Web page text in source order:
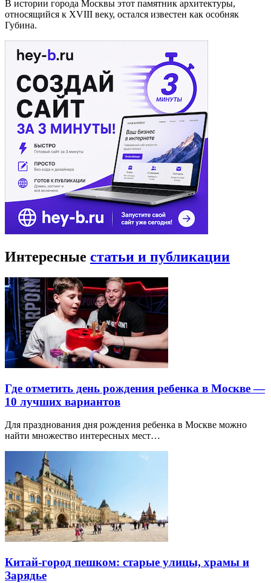
В истории города Москвы этот памятник архитектуры,
относящийся к XVIII веку, остался известен как особняк
Губина.
Интересные статьи и публикации
Где отметить день рождения ребенка в Москве —
10 лучших вариантов
Для празднования дня рождения ребенка в Москве можно
найти множество интересных мест…
Китай-город пешком: старые улицы, храмы и
Зарядье